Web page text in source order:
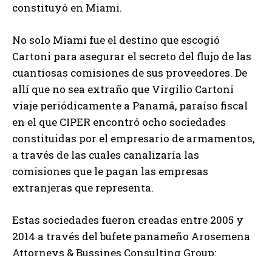
constituyó en Miami.
No solo Miami fue el destino que escogió
Cartoni para asegurar el secreto del flujo de las
cuantiosas comisiones de sus proveedores. De
allí que no sea extraño que Virgilio Cartoni
viaje periódicamente a Panamá, paraíso fiscal
en el que CIPER encontró ocho sociedades
constituidas por el empresario de armamentos,
a través de las cuales canalizaría las
comisiones que le pagan las empresas
extranjeras que representa.
Estas sociedades fueron creadas entre 2005 y
2014 a través del bufete panameño Arosemena
Attorneys & Bussines Consulting Group: